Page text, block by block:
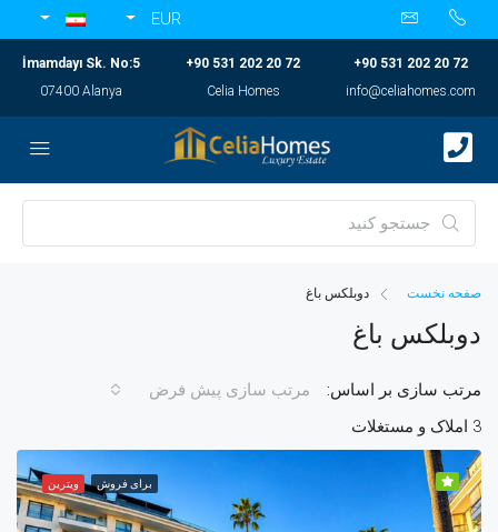
EUR
+90 531 202 20 72
info@celiahomes.com
+90 531 202 20 72
Celia Homes
İmamdayı Sk. No:5
07400 Alanya
صفحه نخست دوبلکس باغ
دوبلکس باغ
3 املاک و مستغلات
مرتب سازی بر اساس: مرتب سازی پیش فرض
برای فروش ویترین